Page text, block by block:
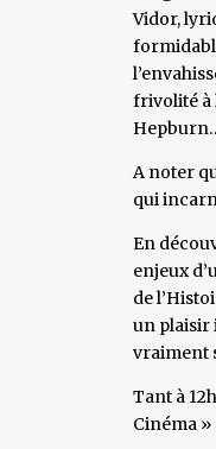
Vidor,
frivolité à
A noter
qui
En
enjeux
de
un plaisir
vraiment
Tant à
Cinéma